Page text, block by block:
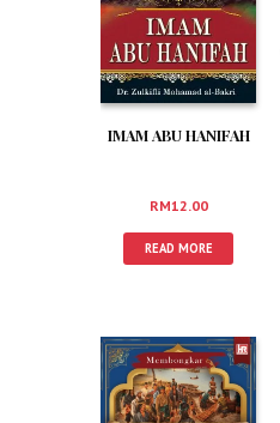
IMAM ABU HANIFAH
RM12.00
READ MORE